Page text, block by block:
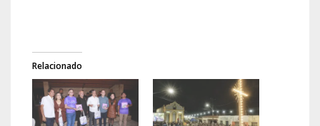
Relacionado